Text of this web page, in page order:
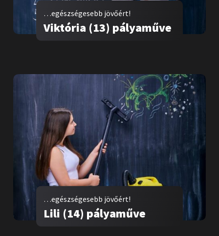
…egészségesebb jövőért!
Viktória (13) pályaműve
…egészségesebb jövőért!
Lili (14) pályaműve